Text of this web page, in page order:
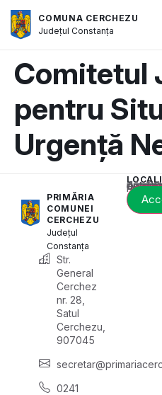
COMUNA CERCHEZU
JudețulConstanța
Comitetul
pentru
Urgență
PRIMĂRIA
COMUNEI
CERCHEZU
Județul
Constanța
Str.
General
Cerchez
nr. 28,
Satul
Cerchezu,
907045
0241
Acest conținut este blocat până când acceptați categoria corespunzătoare de cookie-uri.